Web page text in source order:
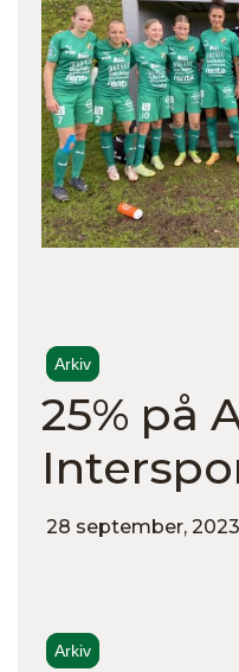
Arkiv
25% på
28 september, 2023
Arkiv